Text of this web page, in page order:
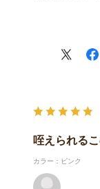
咥えるのに丁度
が、こちらは控
咥えられるこ
カラー：ピンク